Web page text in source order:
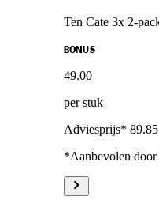
Ten Cate 3x 2-
BONUS
49.00
per stuk
Adviesprijs* 89.85
*Aanbevolen door